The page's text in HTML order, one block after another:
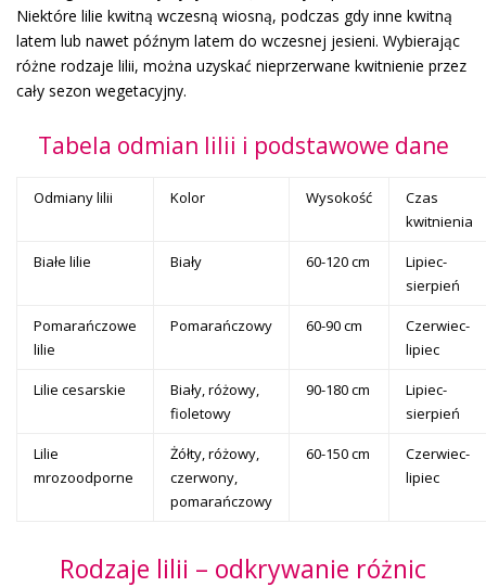
Niektóre lilie kwitną wczesną wiosną, podczas gdy inne kwitną
latem lub nawet późnym latem do wczesnej jesieni. Wybierając
różne rodzaje lilii, można uzyskać nieprzerwane kwitnienie przez
cały sezon wegetacyjny.
Tabela odmian lilii i podstawowe dane
Odmiany lilii Kolor Wysokość
Czas
kwitnienia
Białe lilie Biały 60-120 cm
Lipiec-
sierpień
Pomarańczowe
lilie
Pomarańczowy 60-90 cm
Czerwiec-
lipiec
Lilie cesarskie
Biały, różowy,
fioletowy
90-180 cm
Lipiec-
sierpień
Lilie
mrozoodporne
Żółty, różowy,
czerwony,
pomarańczowy
60-150 cm
Czerwiec-
lipiec
Rodzaje lilii – odkrywanie różnic